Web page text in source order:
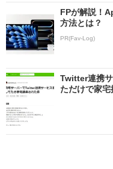
FPが解説！
方法とは？
PR(Fav-Log)
Twitter連携
ただけで家